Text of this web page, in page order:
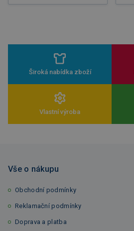
Široká nabídka zboží
Vlastní výroba
Vše o nákupu
Obchodní podmínky
Reklamační podmínky
Doprava a platba